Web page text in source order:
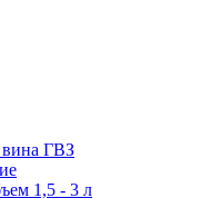
ГВЗ
1,5 - 3 л